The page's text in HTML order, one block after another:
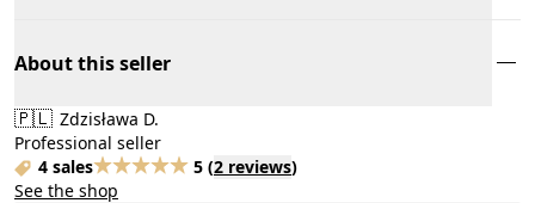
About this seller
🇵🇱 Zdzisława D.
Professional seller
4 sales
5 (2 reviews)
See the shop